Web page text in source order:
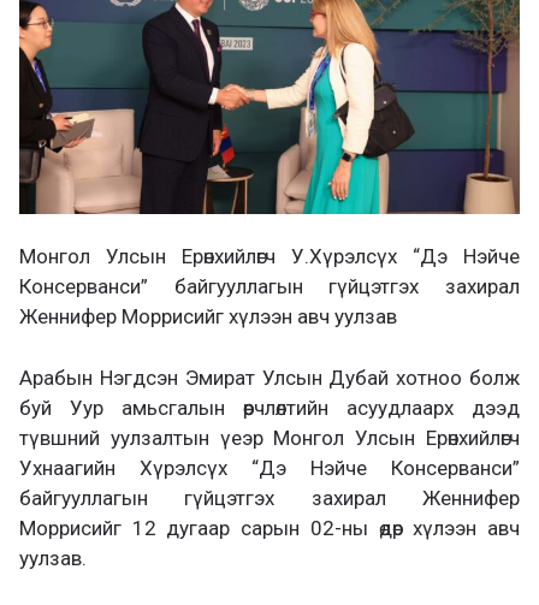
Монгол Улсын Ерөнхийлөгч У.Хүрэлсүх “Дэ Нэйче
Консерванси” байгууллагын гүйцэтгэх захирал
Женнифер Моррисийг хүлээн авч уулзав
Арабын Нэгдсэн Эмират Улсын Дубай хотноо болж
буй Уур амьсгалын өөрчлөлтийн асуудлаарх дээд
түвшний уулзалтын үеэр Монгол Улсын Ерөнхийлөгч
Ухнаагийн Хүрэлсүх “Дэ Нэйче Консерванси”
байгууллагын гүйцэтгэх захирал Женнифер
Моррисийг 12 дугаар сарын 02-ны өдөр хүлээн авч
уулзав.